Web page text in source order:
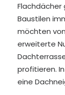
Flachdächer
Baustilen
möchten
erweiterte
profitieren.
eine